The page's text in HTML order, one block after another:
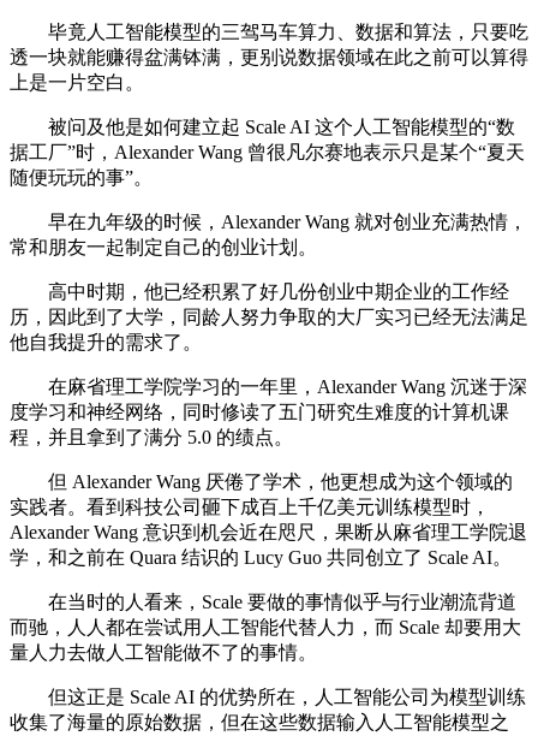
毕竟人工智能模型的三驾马车算力、数据和算法，只要吃
透一块就能赚得盆满钵满，更别说数据领域在此之前可以算得
上是一片空白。
被问及他是如何建立起 Scale AI 这个人工智能模型的“数
据工厂”时，Alexander Wang 曾很凡尔赛地表示只是某个“夏天
随便玩玩的事”。
早在九年级的时候，Alexander Wang 就对创业充满热情，
常和朋友一起制定自己的创业计划。
高中时期，他已经积累了好几份创业中期企业的工作经
历，因此到了大学，同龄人努力争取的大厂实习已经无法满足
他自我提升的需求了。
在麻省理工学院学习的一年里，Alexander Wang 沉迷于深
度学习和神经网络，同时修读了五门研究生难度的计算机课
程，并且拿到了满分 5.0 的绩点。
但 Alexander Wang 厌倦了学术，他更想成为这个领域的
实践者。看到科技公司砸下成百上千亿美元训练模型时，
Alexander Wang 意识到机会近在咫尺，果断从麻省理工学院退
学，和之前在 Quara 结识的 Lucy Guo 共同创立了 Scale AI。
在当时的人看来，Scale 要做的事情似乎与行业潮流背道
而驰，人人都在尝试用人工智能代替人力，而 Scale 却要用大
量人力去做人工智能做不了的事情。
但这正是 Scale AI 的优势所在，人工智能公司为模型训练
收集了海量的原始数据，但在这些数据输入人工智能模型之